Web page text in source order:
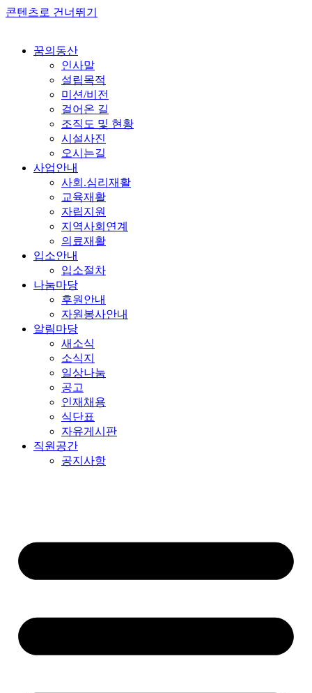
콘텐츠로 건너뛰기
꿈의동산
인사말
설립목적
미션/비전
걸어온 길
조직도 및 현황
시설사진
오시는길
사업안내
사회.심리재활
교육재활
자립지원
지역사회연계
의료재활
입소안내
입소절차
나눔마당
후원안내
자원봉사안내
알림마당
새소식
소식지
일상나눔
공고
인재채용
식단표
자유게시판
직원공간
공지사항